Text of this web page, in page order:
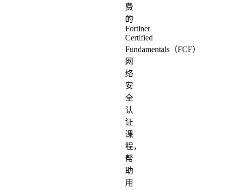
费
的
Fortinet
Certified
Fundamentals（FCF）
网
络
安
全
认
证
课
程，
帮
助
用